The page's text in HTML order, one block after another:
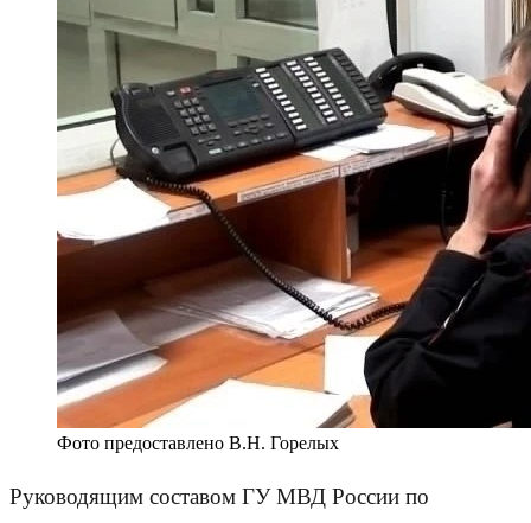
Фото предоставлено В.Н. Горелых
Руководящим составом ГУ МВД России по